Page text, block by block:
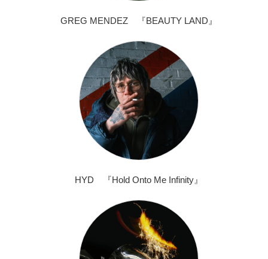
GREG MENDEZ 『BEAUTY LAND』
HYD 『Hold Onto Me Infinity』